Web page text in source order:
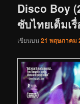
Disco Boy
ซับไทยเต็มเ
เขียนบน21 พฤษภาคม